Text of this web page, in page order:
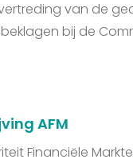
van de
bij de
AFM
Financiële